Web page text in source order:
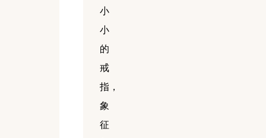
小
小
的
戒
指，
象
征